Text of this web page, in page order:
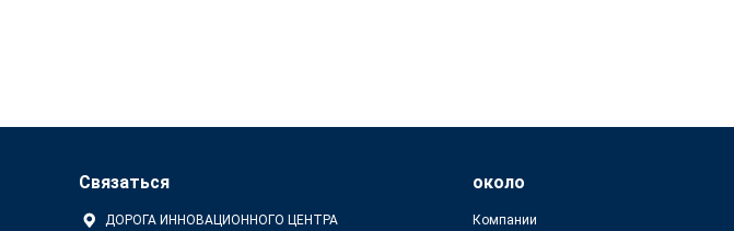
Связаться
ДОРОГА ИННОВАЦИОННОГО ЦЕНТРА
около
Компании